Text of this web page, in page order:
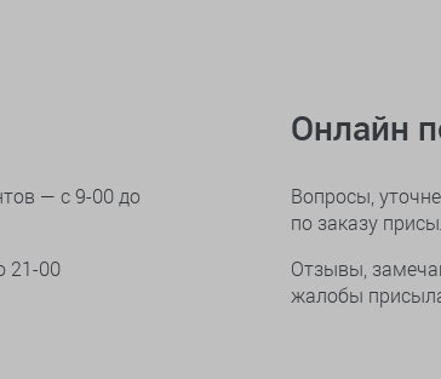
— с 9-00 до
21-00
Онлайн
Вопросы,
по заказу
Отзывы,
жалобы